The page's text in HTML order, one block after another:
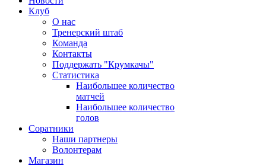
Клуб
О нас
Тренерский штаб
Команда
Контакты
Поддержать "Крумкачы"
Статистика
Наибольшее количество
матчей
Наибольшее количество
голов
Соратники
Наши партнеры
Волонтерам
Магазин